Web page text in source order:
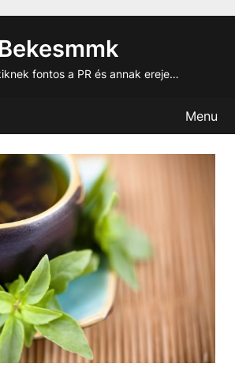
Bekesmmk
fontos a PR és annak ereje…
Menu